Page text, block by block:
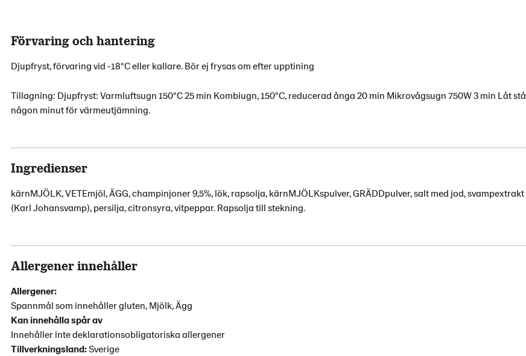
Förvaring och hantering
Djupfryst, förvaring vid -18°C eller kallare. Bör ej frysas om efter upptining
Tillagning: Djupfryst: Varmluftsugn 150°C 25 min Kombiugn, 150°C, reducerad ånga 20 min Mikrovågsugn 750W 3 min Låt stå
någon minut för värmeutjämning.
Ingredienser
kärnMJÖLK, VETEmjöl, ÄGG, champinjoner 9,5%, lök, rapsolja, kärnMJÖLKspulver, GRÄDDpulver, salt med jod, svampextrakt
(Karl Johansvamp), persilja, citronsyra, vitpeppar. Rapsolja till stekning.
Allergener innehåller
Allergener:
Spannmål som innehåller gluten, Mjölk, Ägg
Kan innehålla spår av
Innehåller inte deklarationsobligatoriska allergener
Tillverkningsland:Sverige